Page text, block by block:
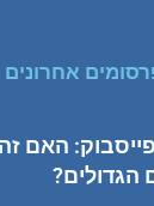
אחרונים
האם זה
הגדולים?